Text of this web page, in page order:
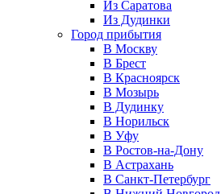
Из Саратова
Из Дудинки
Город прибытия
В Москву
В Брест
В Красноярск
В Мозырь
В Дудинку
В Норильск
В Уфу
В Ростов-на-Дону
В Астрахань
В Санкт-Петербург